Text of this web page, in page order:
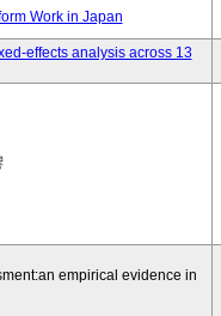
Work in Japan
effects analysis across 13
empirical evidence in